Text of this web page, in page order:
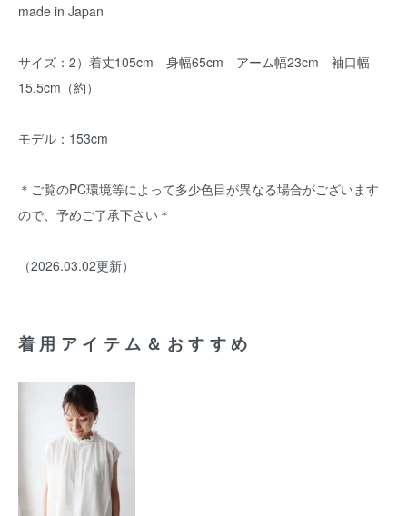
made in Japan
サイズ：2）着丈105cm 身幅65cm アーム幅23cm 袖口幅
15.5cm（約）
モデル：153cm
＊ご覧のPC環境等によって多少色目が異なる場合がございます
ので、予めご了承下さい＊
（2026.03.02更新）
着用アイテム＆おすすめ